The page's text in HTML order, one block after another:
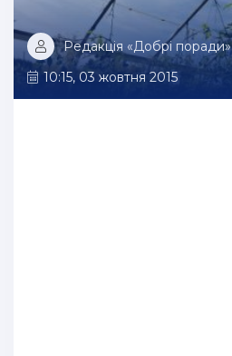
Редакція «Добрі поради»
10:15, 03 жовтня 2015